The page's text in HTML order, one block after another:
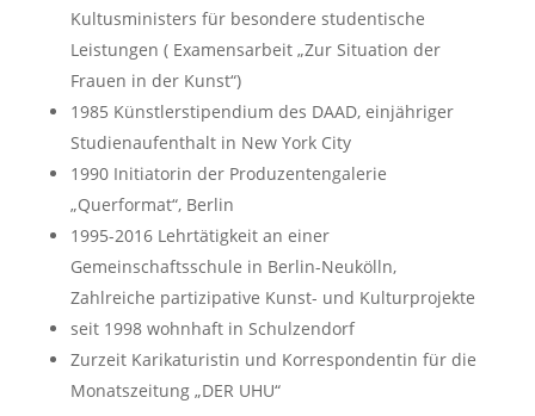
Kultusministers für besondere studentische
Leistungen ( Examensarbeit „Zur Situation der
Frauen in der Kunst“)
1985 Künstlerstipendium des DAAD, einjähriger
Studienaufenthalt in New York City
1990 Initiatorin der Produzentengalerie
„Querformat“, Berlin
1995-2016 Lehrtätigkeit an einer
Gemeinschaftsschule in Berlin-Neukölln,
Zahlreiche partizipative Kunst- und Kulturprojekte
seit 1998 wohnhaft in Schulzendorf
Zurzeit Karikaturistin und Korrespondentin für die
Monatszeitung „DER UHU“